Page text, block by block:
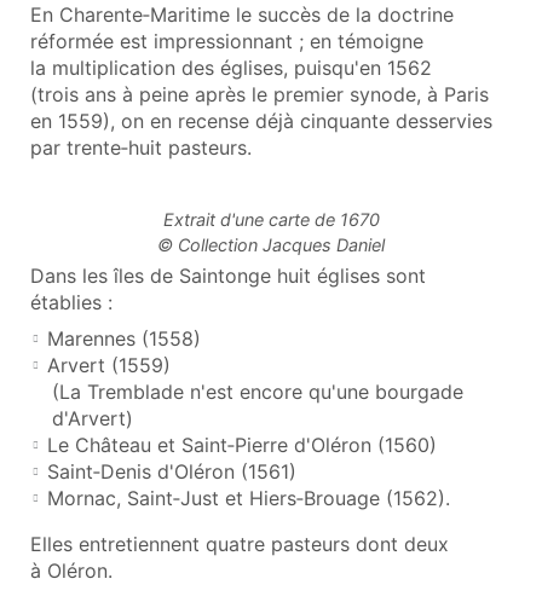
En Charente‑Maritime le succès de la doctrine
réformée est impressionnant ; en témoigne
la multiplication des églises, puisqu'en 1562
(trois ans à peine après le premier synode, à Paris
en 1559), on en recense déjà cinquante desservies
par trente‑huit pasteurs.
Extrait d'une carte de 1670
© Collection Jacques Daniel
Dans les îles de Saintonge huit églises sont
établies :
Marennes (1558)
Arvert (1559)
(La Tremblade n'est encore qu'une bourgade
d'Arvert)
Le Château et Saint‑Pierre d'Oléron (1560)
Saint‑Denis d'Oléron (1561)
Mornac, Saint‑Just et Hiers‑Brouage (1562).
Elles entretiennent quatre pasteurs dont deux
à Oléron.